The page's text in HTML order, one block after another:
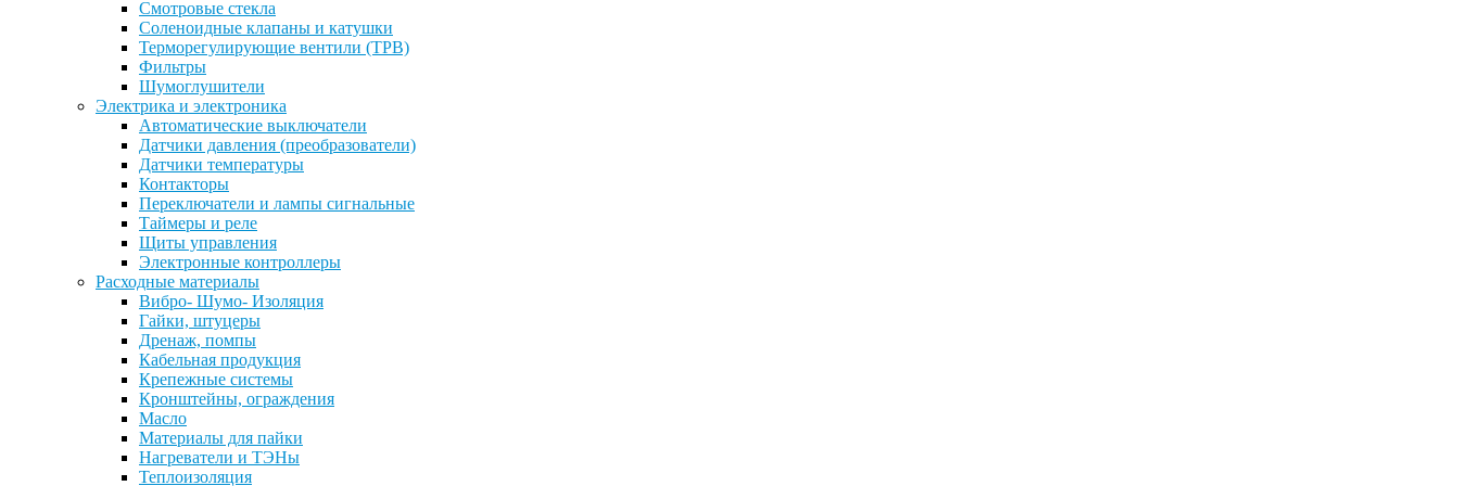
Смотровые стекла
Соленоидные клапаны и катушки
Терморегулирующие вентили (ТРВ)
Фильтры
Шумоглушители
Электрика и электроника
Автоматические выключатели
Датчики давления (преобразователи)
Датчики температуры
Контакторы
Переключатели и лампы сигнальные
Таймеры и реле
Щиты управления
Электронные контроллеры
Расходные материалы
Вибро- Шумо- Изоляция
Гайки, штуцеры
Дренаж, помпы
Кабельная продукция
Крепежные системы
Кронштейны, ограждения
Масло
Материалы для пайки
Нагреватели и ТЭНы
Теплоизоляция